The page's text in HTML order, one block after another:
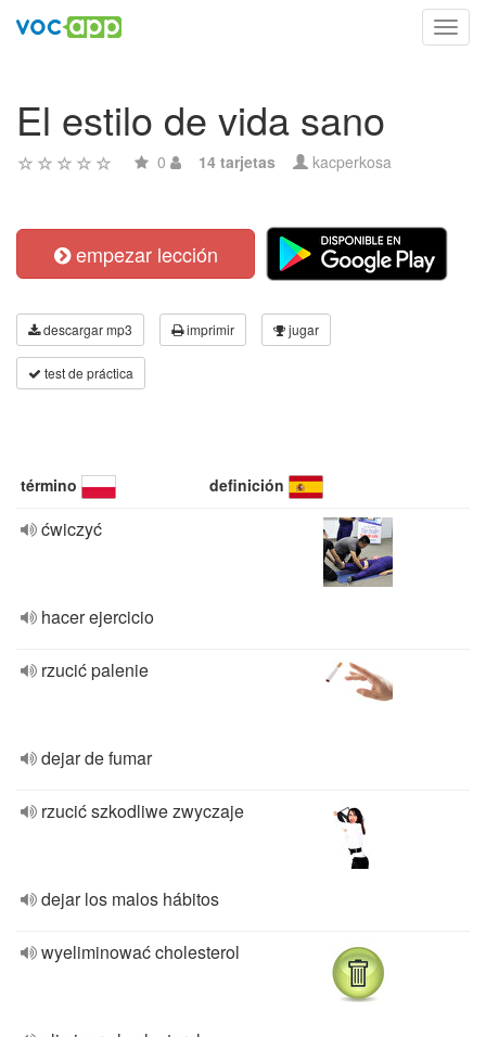
El estilo de vida sano
0 14 tarjetas kacperkosa
empezar lección
descargar mp3 imprimir jugar
test de práctica
término definición
ćwiczyć
hacer ejercicio
rzucić palenie
dejar de fumar
rzucić szkodliwe zwyczaje
dejar los malos hábitos
wyeliminować cholesterol